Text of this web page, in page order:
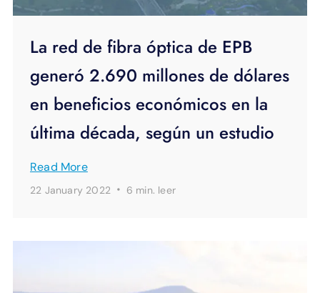
La red de fibra óptica de EPB
generó 2.690 millones de dólares
en beneficios económicos en la
última década, según un estudio
Read More
22 January 2022 · 6 min. leer